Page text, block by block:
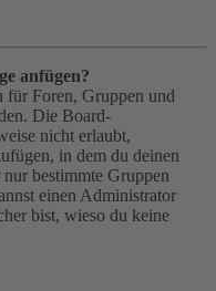
anfügen?
für Foren, Gruppen und
Die Board-
nicht erlaubt,
in dem du deinen
bestimmte Gruppen
einen Administrator
bist, wieso du keine